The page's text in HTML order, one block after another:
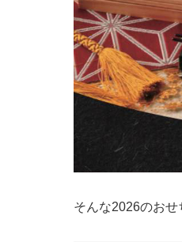
そんな2026のおせ